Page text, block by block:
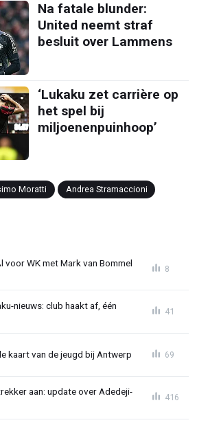
Na fatale blunder:
United neemt straf
besluit over Lammens
‘Lukaku zet carrière op
het spel bij
miljoenenpuinhoop’
Moratti Andrea Stramaccioni
voor WK met Mark van Bommel
8
nieuws: club haakt af, één
41
kaart van de jeugd bij Antwerp 69
aan: update over Adedeji-
416